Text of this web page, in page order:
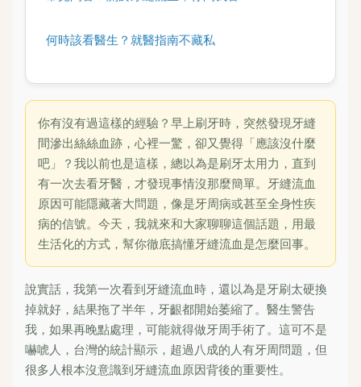
何時該看醫生？就醫指南不藏私
你有沒有過這樣的經驗？早上刷牙時，突然發現牙縫
間滲出絲絲血跡，心裡一驚，卻又覺得「應該沒什麼
吧」？我以前也是這樣，總以為是刷牙太用力，直到
有一次去看牙醫，才發現事情沒那麼簡單。牙縫流血
原因可能隱藏著大問題，像是牙周病或甚至全身性疾
病的信號。今天，我就來和大家聊聊這個話題，用最
生活化的方式，幫你徹底搞懂牙縫流血是怎麼回事。
說實話，我第一次看到牙縫流血時，還以為是牙刷太硬換
掉就好，結果拖了半年，牙齦都開始萎縮了。醫生警告
我，如果再晚點處理，可能就得做牙周手術了。這可不是
嚇唬人，台灣的統計顯示，超過八成的人有牙周問題，但
很多人根本沒意識到牙縫流血原因背後的重要性。